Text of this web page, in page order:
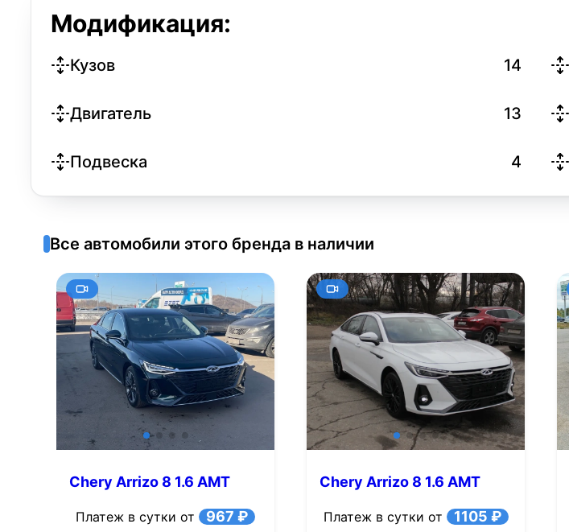
Модификация:
Кузов 14
Двигатель 13
Подвеска 4
Все автомобили этого бренда в наличии
Chery Arrizo 8 1.6 AMT
Платеж в сутки от 967 ₽
Chery Arrizo 8 1.6 AMT
Платеж в сутки от 1105 ₽